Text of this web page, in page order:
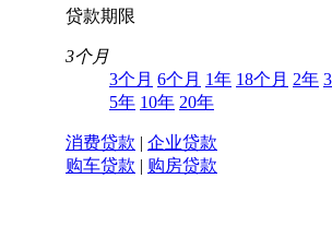
贷款期限
3个月
3个月 6个月 1年 18个月 2年
5年 10年 20年
消费贷款 | 企业贷款
购车贷款 | 购房贷款